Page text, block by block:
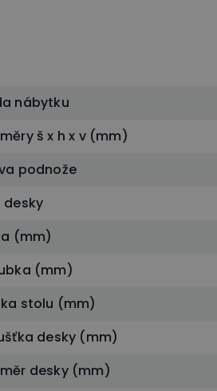
nábytku
š x h x v (mm)
podnože
desky
(mm)
(mm)
stolu (mm)
desky (mm)
desky (mm)